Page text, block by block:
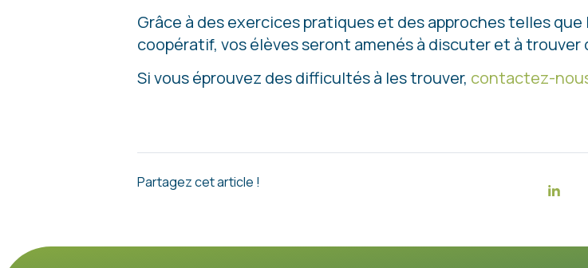
Grâce à des exercices pratiques et des approches telles
coopératif, vos élèves seront amenés à discuter et à
Si vous éprouvez des difficultés à les trouver, contactez-
Partagez cet article !